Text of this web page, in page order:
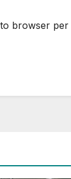
browser